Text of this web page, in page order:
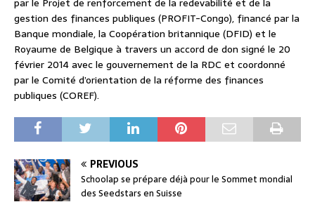
gestion des finances publiques (PROFIT-Congo), financé par la
Banque mondiale, la Coopération britannique (DFID) et le
Royaume de Belgique à travers un accord de don signé le 20
février 2014 avec le gouvernement de la RDC et coordonné
par le Comité d’orientation de la réforme des finances
publiques (COREF).
PREVIOUS
Schoolap se prépare déjà pour le Sommet mondial
des Seedstars en Suisse